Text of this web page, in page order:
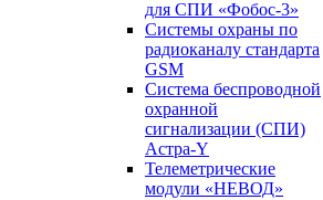
для СПИ «Фобос-3»
Системы охраны по
радиоканалу стандарта
GSM
Система беспроводной
охранной
сигнализации (СПИ)
Астра-Y
Телеметрические
модули «НЕВОД»